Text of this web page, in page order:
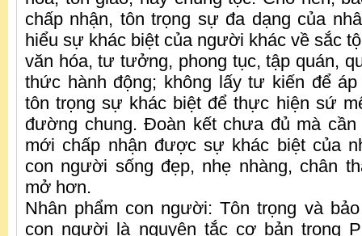
chấp nhận, tôn trọng sự đa dạng của
hiểu sự khác biệt của người khác về sắc
văn hóa, tư tưởng, phong tục, tập quán,
thức hành động; không lấy tư kiến để
tôn trọng sự khác biệt để thực hiện sứ
đường chung. Đoàn kết chưa đủ mà
mới chấp nhận được sự khác biệt của
con người sống đẹp, nhẹ nhàng, chân
mở hơn.
Nhân phẩm con người: Tôn trọng và
con người là nguyên tắc cơ bản trong